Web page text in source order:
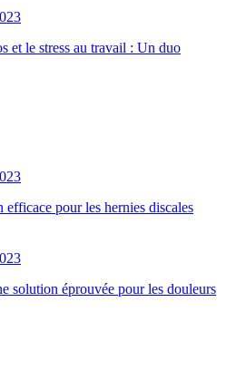
et le stress au travail : Un duo
efficace pour les hernies discales
solution éprouvée pour les douleurs